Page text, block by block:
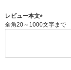
レビュー本文
(
全角20～1000文字まで